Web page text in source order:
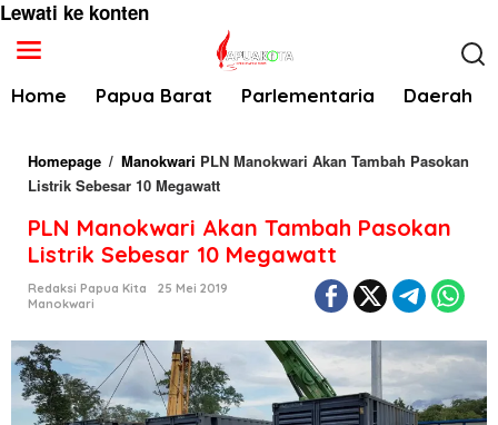
Lewati ke konten
Home Papua Barat Parlementaria Daerah
Homepage / Manokwari PLN Manokwari Akan Tambah Pasokan
Listrik Sebesar 10 Megawatt
PLN Manokwari Akan Tambah Pasokan
Listrik Sebesar 10 Megawatt
Redaksi Papua Kita
25 Mei 2019
Manokwari